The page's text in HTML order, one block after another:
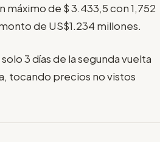
máximo de $ 3.433,5 con 1,752
de US$1.234 millones.
3 días de la segunda vuelta
tocando precios no vistos